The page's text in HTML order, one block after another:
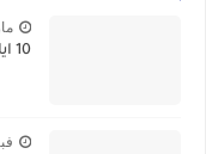
10 ايات من الكتاب المقدس عن الزلازل